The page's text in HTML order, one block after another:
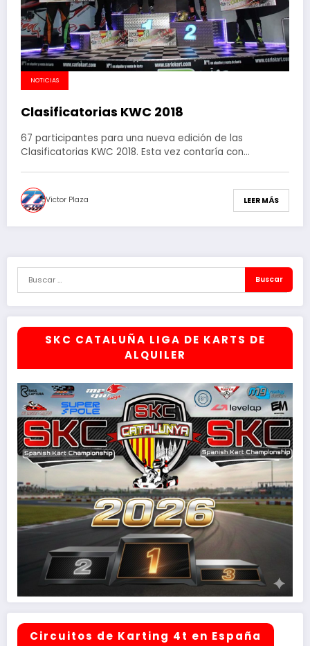
NOTICIAS
Clasificatorias KWC 2018
67 participantes para una nueva edición de las
Clasificatorias KWC 2018. Esta vez contaría con…
Victor Plaza LEER MÁS
SKC CATALUÑA LIGA DE KARTS DE
ALQUILER
Circuitos de Karting 4t en España